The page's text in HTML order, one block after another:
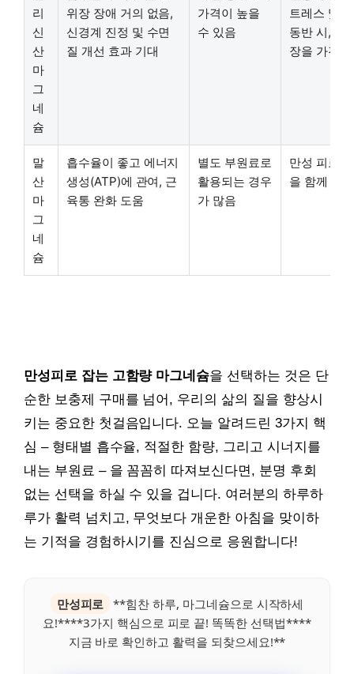
리
신
산
마
그
네
슘
위장 장애 거의 없음,
신경계 진정 및 수면
질 개선 효과 기대
가격이 높을
수 있음
트레스 및
동반 시, 민
장을 가진
말
산
마
그
네
슘
흡수율이 좋고 에너지
생성(ATP)에 관여, 근
육통 완화 도움
별도 부원료로
활용되는 경우
가 많음
만성 피로
을 함께 느
만성피로 잡는 고함량 마그네슘을 선택하는 것은 단
순한 보충제 구매를 넘어, 우리의 삶의 질을 향상시
키는 중요한 첫걸음입니다. 오늘 알려드린 3가지 핵
심 – 형태별 흡수율, 적절한 함량, 그리고 시너지를
내는 부원료 – 을 꼼꼼히 따져보신다면, 분명 후회
없는 선택을 하실 수 있을 겁니다. 여러분의 하루하
루가 활력 넘치고, 무엇보다 개운한 아침을 맞이하
는 기적을 경험하시기를 진심으로 응원합니다!
만성피로 **힘찬 하루, 마그네슘으로 시작하세
요!****3가지 핵심으로 피로 끝! 똑똑한 선택법****
지금 바로 확인하고 활력을 되찾으세요!**